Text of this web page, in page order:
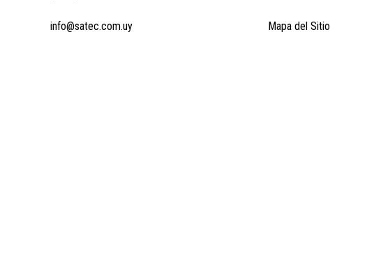
info@satec.com.uy Mapa del Sitio